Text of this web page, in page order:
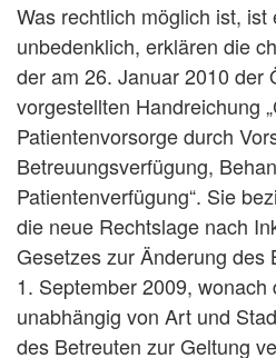
Was rechtlich möglich ist, ist
unbedenklich, erklären die
der am 26. Januar 2010 der
vorgestellten Handreichung
Patientenvorsorge durch
Betreuungsverfügung,
Patientenverfügung“. Sie
die neue Rechtslage nach
Gesetzes zur Änderung des
1. September 2009, wonach
unabhängig von Art und
des Betreuten zur Geltung